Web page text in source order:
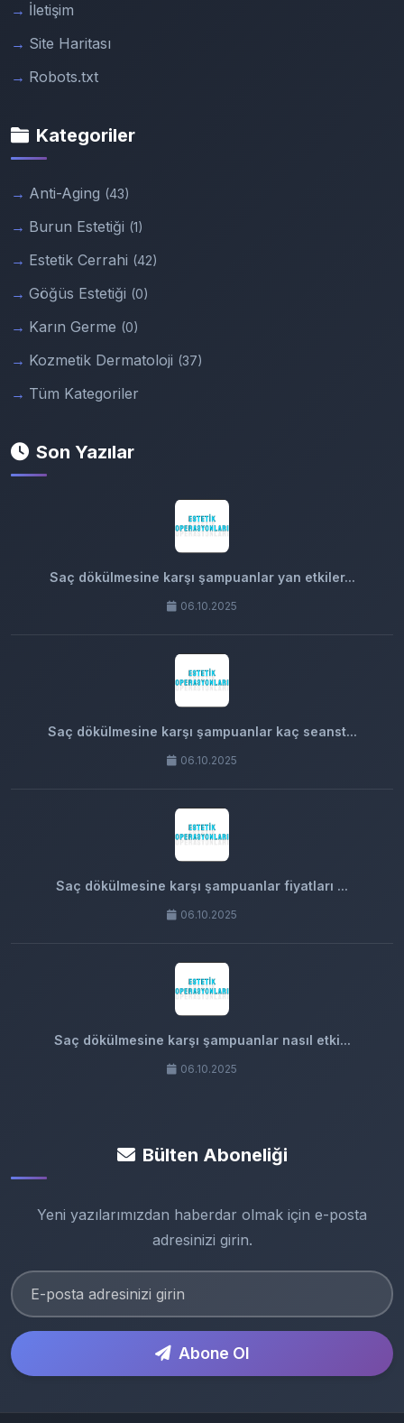
İletişim
Site Haritası
Robots.txt
Kategoriler
Anti-Aging (43)
Burun Estetiği (1)
Estetik Cerrahi (42)
Göğüs Estetiği (0)
Karın Germe (0)
Kozmetik Dermatoloji (37)
Tüm Kategoriler
Son Yazılar
Saç dökülmesine karşı şampuanlar yan etkiler...
06.10.2025
Saç dökülmesine karşı şampuanlar kaç seanst...
06.10.2025
Saç dökülmesine karşı şampuanlar fiyatları ...
06.10.2025
Saç dökülmesine karşı şampuanlar nasıl etki...
06.10.2025
Bülten Aboneliği
Yeni yazılarımızdan haberdar olmak için e-posta
adresinizi girin.
Abone Ol